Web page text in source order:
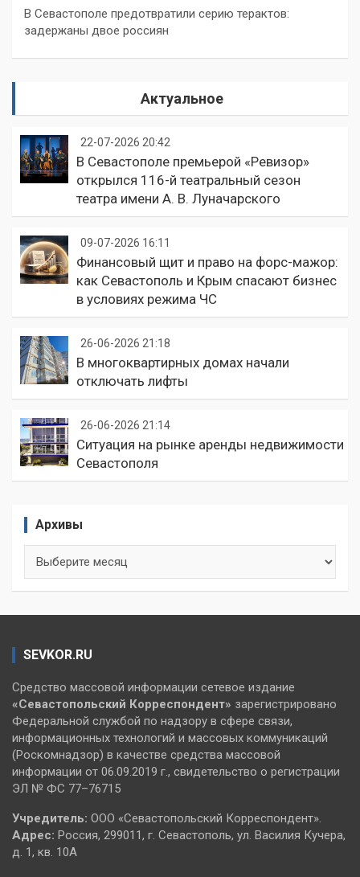
В Севастополе предотвратили серию терактов:
задержаны двое россиян
Актуальное
22-07-2026 20:42
В Севастополе премьерой «Ревизор»
открылся 116-й театральный сезон
театра имени А. В. Луначарского
09-07-2026 16:11
Финансовый щит и право на форс-мажор:
как Севастополь и Крым спасают бизнес
в условиях режима ЧС
26-06-2026 21:18
В многоквартирных домах начали
отключать лифты
26-06-2026 21:14
Ситуация на рынке аренды недвижимости
Севастополя
Архивы
SEVKOR.RU
Средство массовой информации сетевое издание
«Севастопольский Корреспондент» зарегистрировано
Федеральной службой по надзору в сфере связи,
информационных технологий и массовых коммуникаций
(Роскомнадзор) в качестве средства массовой
информации от 06.09.2019 г., свидетельство о регистрации
ЭЛ № ФС 77–76715
Учредитель: ООО «Севастопольский Корреспондент».
Адрес: Россия, 299011, г. Севастополь, ул. Василия Кучера,
д. 1, кв. 10А